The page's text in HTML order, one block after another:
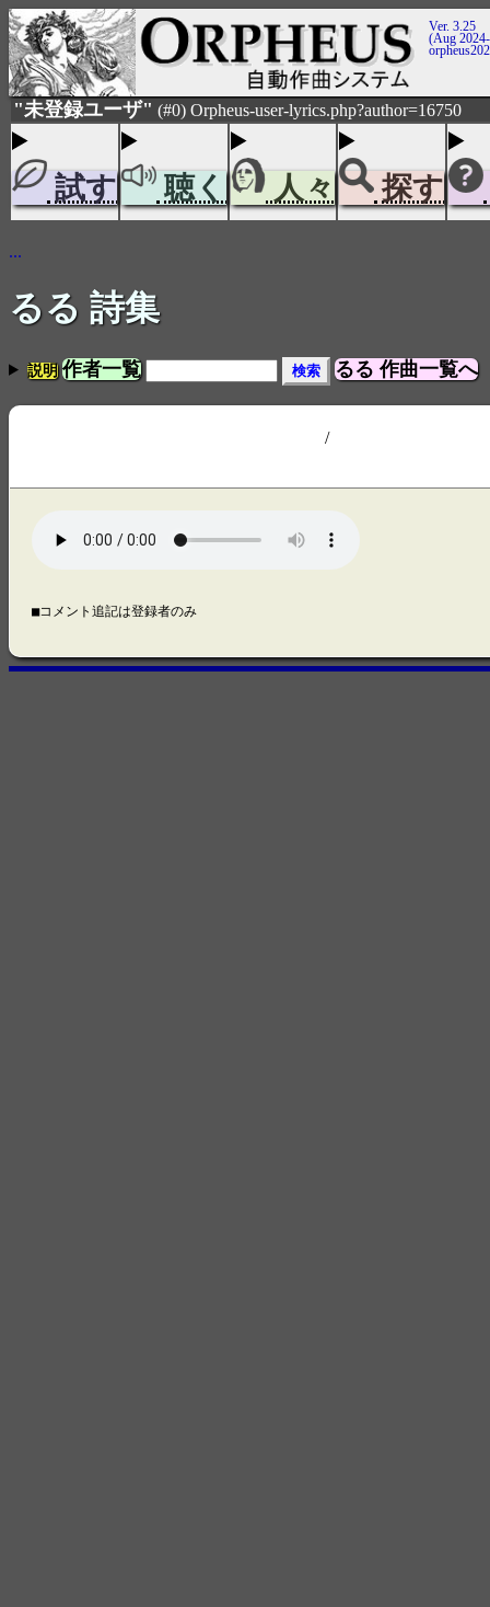
Ver. 3.25
(Aug
"未登録ユーザ" (#0) Orpheus-user-lyrics.php?author=16750
試す 聴く 人々 探す
...
るる 詩集
説明 作者一覧 るる 作曲一覧へ
/
■コメント追記は登録者のみ